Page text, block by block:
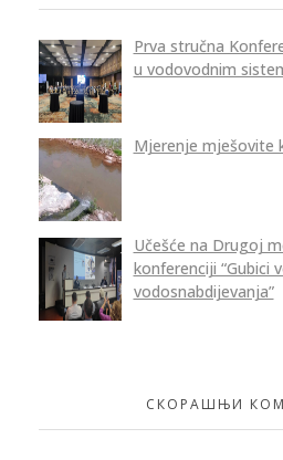
Prva stručna
u vodovodnim
Mjerenje mješovite
Učešće na Drugoj
konferenciji “Gubici
vodosnabdijevanja”
СКОРАШЊИ